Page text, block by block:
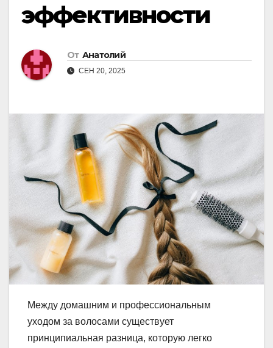
эффективности
От Анатолий
СЕН 20, 2025
Между домашним и профессиональным
уходом за волосами существует
принципиальная разница, которую легко